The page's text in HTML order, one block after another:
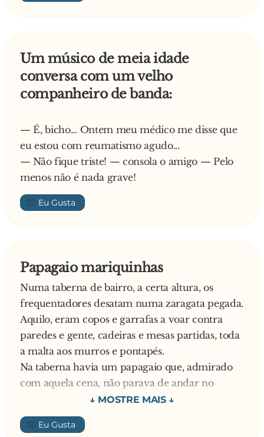
Um músico de meia idade
conversa com um velho
companheiro de banda:
— É, bicho... Ontem meu médico me disse que
eu estou com reumatismo agudo...
— Não fique triste! — consola o amigo — Pelo
menos não é nada grave!
👍🏼
Papagaio mariquinhas
Numa taberna de bairro, a certa altura, os
frequentadores desatam numa zaragata pegada.
Aquilo, eram copos e garrafas a voar contra
paredes e gente, cadeiras e mesas partidas, toda
a malta aos murros e pontapés.
Na taberna havia um papagaio que, admirado
com aquela cena, não parava de andar no
poleiro, de um lado para o outro, muito
nervoso. A certa altura, um dos objetos acertou
no poleiro, mas só partiu a corrente que
👍🏼